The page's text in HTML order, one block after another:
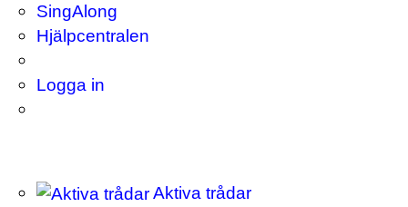
SingAlong
Hjälpcentralen
Logga in
Aktiva trådar